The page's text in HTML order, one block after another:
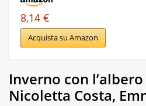
8,14 €
Acquista su Amazon
Inverno con
Nicoletta Costa,